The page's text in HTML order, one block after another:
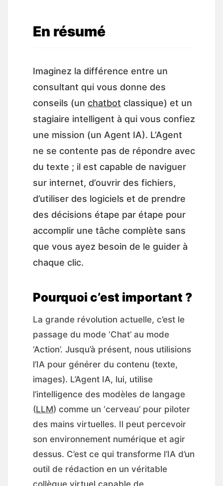
En résumé
Imaginez la différence entre un
consultant qui vous donne des
conseils (un chatbot classique) et un
stagiaire intelligent à qui vous confiez
une mission (un Agent IA). L’Agent
ne se contente pas de répondre avec
du texte ; il est capable de naviguer
sur internet, d’ouvrir des fichiers,
d’utiliser des logiciels et de prendre
des décisions étape par étape pour
accomplir une tâche complète sans
que vous ayez besoin de le guider à
chaque clic.
Pourquoi c’est important ?
La grande révolution actuelle, c’est le
passage du mode ‘Chat’ au mode
‘Action’. Jusqu’à présent, nous utilisions
l’IA pour générer du contenu (texte,
images). L’Agent IA, lui, utilise
l’intelligence des modèles de langage
(LLM) comme un ‘cerveau’ pour piloter
des mains virtuelles. Il peut percevoir
son environnement numérique et agir
dessus. C’est ce qui transforme l’IA d’un
outil de rédaction en un véritable
collègue virtuel capable de